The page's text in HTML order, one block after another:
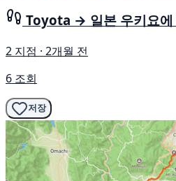
Toyota → 일본 우키요에
2 지점 · 2개월 전
6 조회
저장